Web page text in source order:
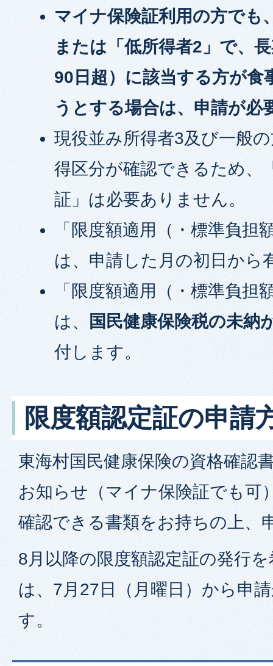
マイナ保険証利用の方でも
または「低所得者2」で、
90日超）に該当する方が食
うとする場合は、申請が必
現役並み所得者3及び一般
得区分が確認できるため、
証」は必要ありません。
「限度額適用（・標準負担
は、申請した月の初日から
「限度額適用（・標準負担
は、
国民健康保険税の未納
付します。
限度額認定証の申請
東海村国民健康保険の資格確認
お知らせ（マイナ保険証でも可
確認できる書類をお持ちの上、
8月以降の限度額認定証の発行
は、7月27日（月曜日）から申
す。